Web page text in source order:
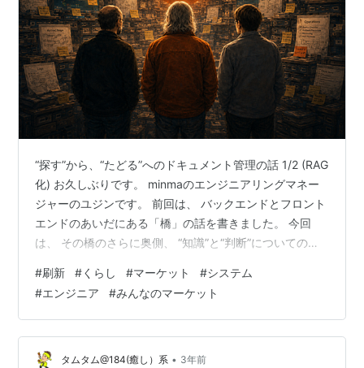
“探す”から、“たどる”へのドキュメント管理の話 1/2 (RAG
化) お久しぶりです。 minmaのエンジニアリングマネー
ジャーのユジンです。 前回は、 バックエンドとフロント
エンドのあいだにある「橋」の話を書きました。 今回
は、 その橋のさらに奥側、 “知識”と“判断”についての話
なった情報を、必要な知識へ運びたい サービスが長く続
くと、 増えていくものがあります。 コード。 ログ。 設
計書。 障害対応履歴。 Slackの会話。 Wiki。 運用メモ。
そして、誰かの個人メモ。 minmaでも、15年以上サービ
スを運営する中で、 本…
#刷新 #くらし #マーケット #システム
#エンジニア #みんなのマーケット
タムタム@184(癒し）系 • 3年前